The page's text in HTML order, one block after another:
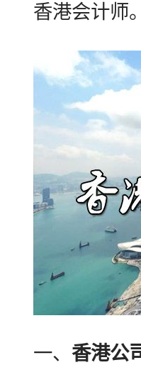
香港会计师
一、 香港公